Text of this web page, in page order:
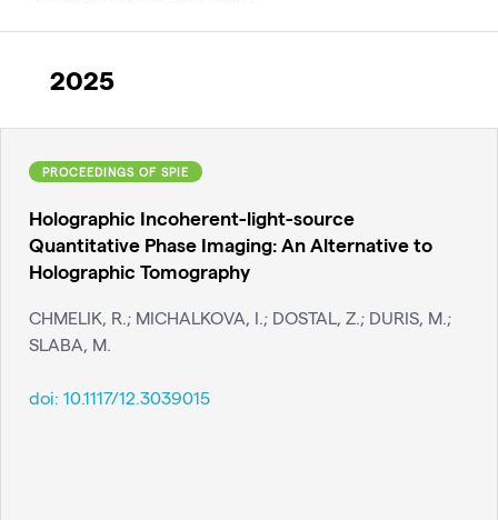
2025
PROCEEDINGS OF SPIE
Holographic Incoherent-light-source
Quantitative Phase Imaging: An Alternative to
Holographic Tomography
CHMELIK, R.; MICHALKOVA, I.; DOSTAL, Z.; DURIS, M.;
SLABA, M.
doi: 10.1117/12.3039015